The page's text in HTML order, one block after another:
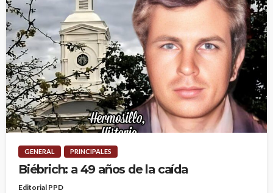
GENERAL PRINCIPALES
Biébrich: a 49 años de la caída
Editorial PPD